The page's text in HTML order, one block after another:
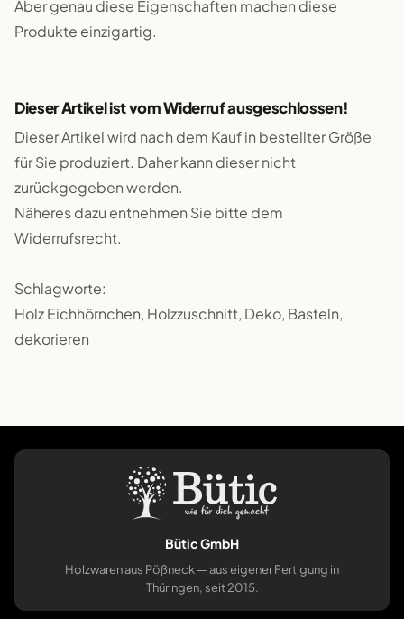
Aber genau diese Eigenschaften machen diese
Produkte einzigartig.
Dieser Artikel ist vom Widerruf ausgeschlossen!
Dieser Artikel wird nach dem Kauf in bestellter Größe
für Sie produziert. Daher kann dieser nicht
zurückgegeben werden.
Näheres dazu entnehmen Sie bitte dem
Widerrufsrecht.
Schlagworte:
Holz Eichhörnchen, Holzzuschnitt, Deko, Basteln,
dekorieren
Bütic GmbH
Holzwaren aus Pößneck — aus eigener Fertigung in
Thüringen, seit 2015.